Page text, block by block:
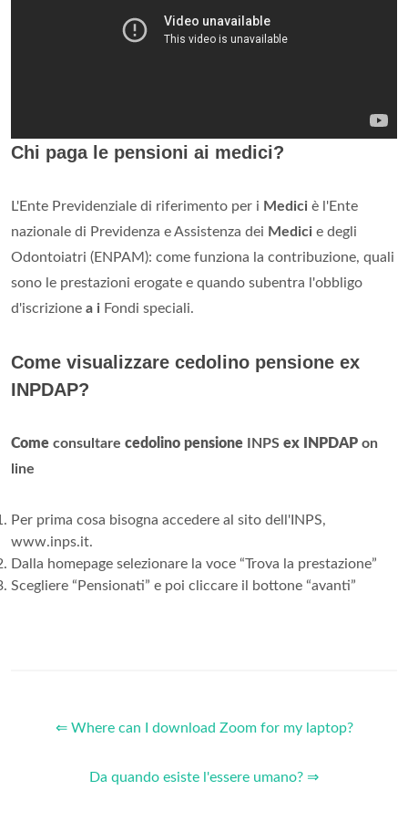
Chi paga le pensioni ai medici?
L'Ente Previdenziale di riferimento per i Medici è l'Ente
nazionale di Previdenza e Assistenza dei Medici e degli
Odontoiatri (ENPAM): come funziona la contribuzione, quali
sono le prestazioni erogate e quando subentra l'obbligo
d'iscrizione a i Fondi speciali.
Come visualizzare cedolino pensione ex
INPDAP?
Come consultare cedolino pensione INPS ex INPDAP on
line
Per prima cosa bisogna accedere al sito dell'INPS,
www.inps.it.
Dalla homepage selezionare la voce “Trova la prestazione”
Scegliere “Pensionati” e poi cliccare il bottone “avanti”
⇐ Where can I download Zoom for my laptop?
Da quando esiste l'essere umano? ⇒